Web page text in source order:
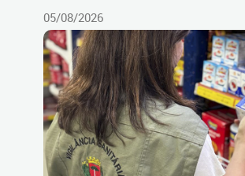
05/08/2026